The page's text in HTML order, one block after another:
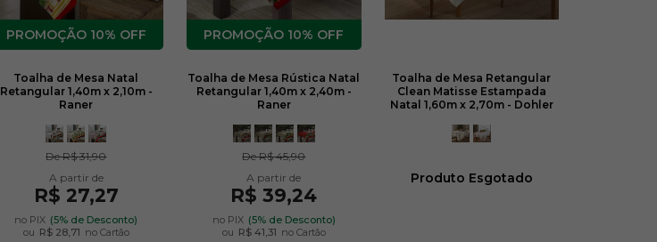
10% OFF
Toalha de Mesa Natal
Retangular 1,40m x 2,10m -
Raner
DeR$ 31,90
R$ 27,27
no PIX (5% de Desconto)
ou R$ 28,71 no Cartão
10% OFF
Toalha de Mesa Rústica Natal
Retangular 1,40m x 2,40m -
Raner
DeR$ 45,90
R$ 39,24
no PIX (5% de Desconto)
ou R$ 41,31 no Cartão
Toalha de Mesa Retangular
Clean Matisse Estampada
Natal 1,60m x 2,70m - Dohler
Produto Esgotado